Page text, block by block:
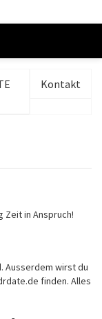
Kontakt
in Anspruch!
Ausserdem wirst du
finden. Alles